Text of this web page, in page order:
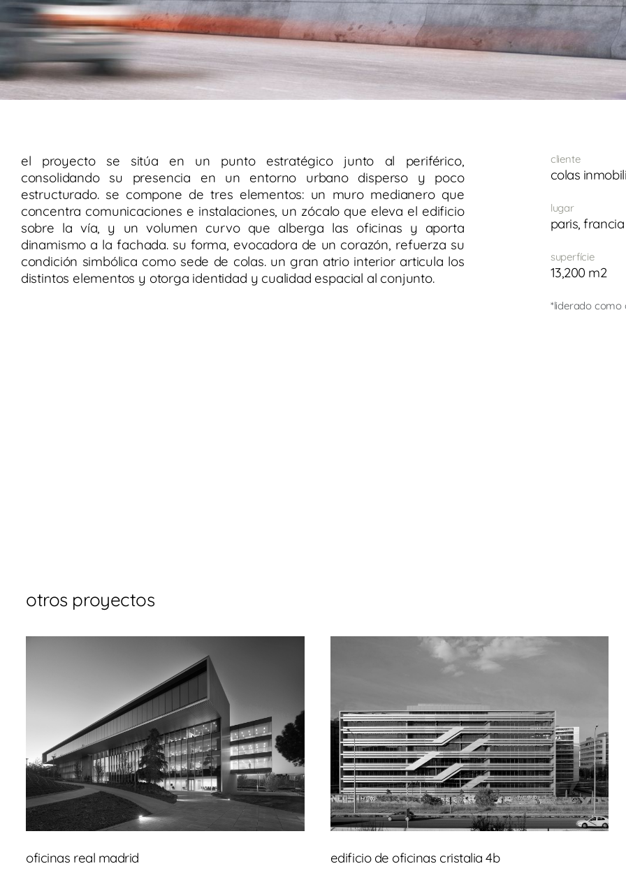
el proyecto se sitúa en un punto estratégico junto al periférico,
consolidando su presencia en un entorno urbano disperso y poco
estructurado. se compone de tres elementos: un muro medianero que
concentra comunicaciones e instalaciones, un zócalo que eleva el edificio
sobre la vía, y un volumen curvo que alberga las oficinas y aporta
dinamismo a la fachada. su forma, evocadora de un corazón, refuerza su
condición simbólica como sede de colas. un gran atrio interior articula los
distintos elementos y otorga identidad y cualidad espacial al conjunto.
cliente
colas
lugar
paris, francia
superfície
13,200 m2
*liderado como
otros proyectos
oficinas real madrid edificio de oficinas cristalia 4b